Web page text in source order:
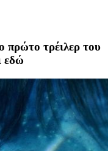
τρέιλερ του
εδώ